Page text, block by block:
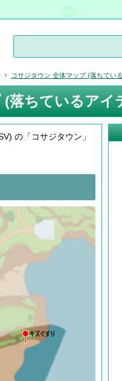
落ちているアイ
の「コサジタウン」
コサジタウン 全体マップ (落ちてい